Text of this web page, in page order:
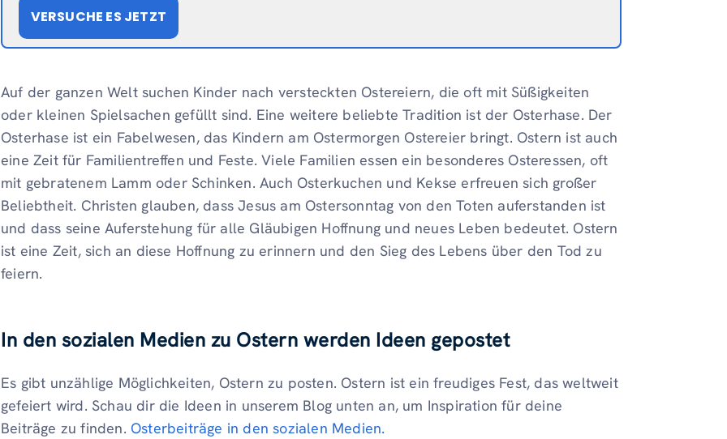
VERSUCHE ES JETZT
Auf der ganzen Welt suchen Kinder nach versteckten Ostereiern, die oft mit Süßigkeiten
oder kleinen Spielsachen gefüllt sind. Eine weitere beliebte Tradition ist der Osterhase. Der
Osterhase ist ein Fabelwesen, das Kindern am Ostermorgen Ostereier bringt. Ostern ist auch
eine Zeit für Familientreffen und Feste. Viele Familien essen ein besonderes Osteressen, oft
mit gebratenem Lamm oder Schinken. Auch Osterkuchen und Kekse erfreuen sich großer
Beliebtheit. Christen glauben, dass Jesus am Ostersonntag von den Toten auferstanden ist
und dass seine Auferstehung für alle Gläubigen Hoffnung und neues Leben bedeutet. Ostern
ist eine Zeit, sich an diese Hoffnung zu erinnern und den Sieg des Lebens über den Tod zu
feiern.
In den sozialen Medien zu Ostern werden Ideen gepostet
Es gibt unzählige Möglichkeiten, Ostern zu posten. Ostern ist ein freudiges Fest, das weltweit
gefeiert wird. Schau dir die Ideen in unserem Blog unten an, um Inspiration für deine
Beiträge zu finden. Osterbeiträge in den sozialen Medien.